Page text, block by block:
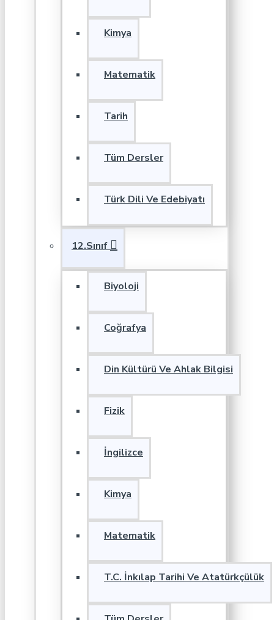
Kimya
Matematik
Tarih
Tüm Dersler
Türk Dili Ve Edebiyatı
12.Sınıf
Biyoloji
Coğrafya
Din Kültürü Ve Ahlak Bilgisi
Fizik
İngilizce
Kimya
Matematik
T.C. İnkılap Tarihi Ve Atatürkçülük